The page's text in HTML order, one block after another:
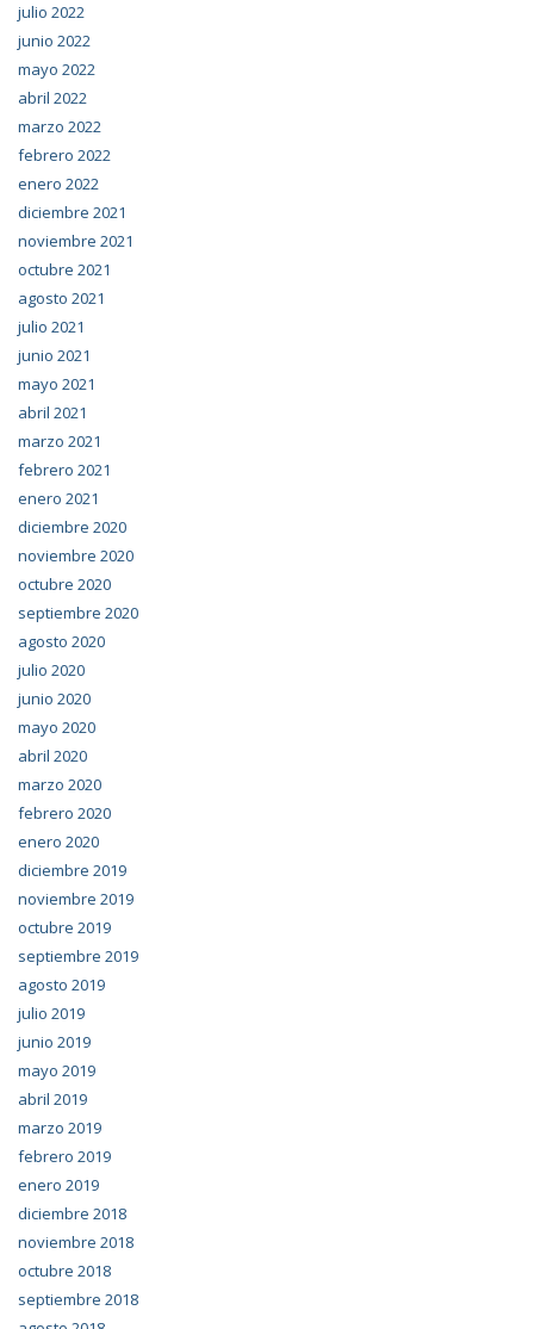
julio 2022
junio 2022
mayo 2022
abril 2022
marzo 2022
febrero 2022
enero 2022
diciembre 2021
noviembre 2021
octubre 2021
agosto 2021
julio 2021
junio 2021
mayo 2021
abril 2021
marzo 2021
febrero 2021
enero 2021
diciembre 2020
noviembre 2020
octubre 2020
septiembre 2020
agosto 2020
julio 2020
junio 2020
mayo 2020
abril 2020
marzo 2020
febrero 2020
enero 2020
diciembre 2019
noviembre 2019
octubre 2019
septiembre 2019
agosto 2019
julio 2019
junio 2019
mayo 2019
abril 2019
marzo 2019
febrero 2019
enero 2019
diciembre 2018
noviembre 2018
octubre 2018
septiembre 2018